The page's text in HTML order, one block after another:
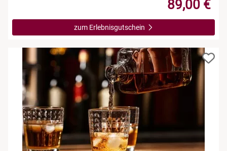
89,00 €
zum Erlebnisgutschein